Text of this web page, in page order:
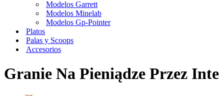
Modelos Garrett
Modelos Minelab
Modelos Gp-Pointer
Platos
Palas y Scoops
Accesorios
Granie Na Pieniądze Przez